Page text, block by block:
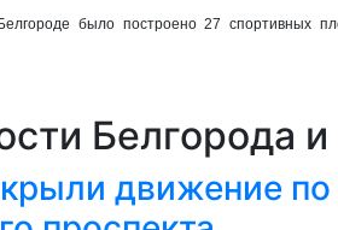
было построено 27 спортивных
Белгорода и
движение